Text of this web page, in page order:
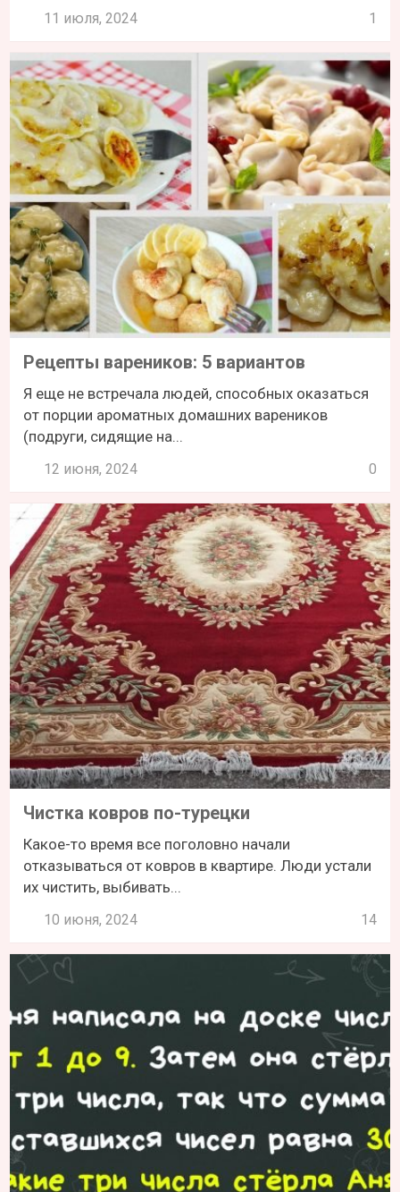
11 июля, 2024 1
Рецепты вареников: 5 вариантов
Я еще не встречала людей, способных оказаться
от порции ароматных домашних вареников
(подруги, сидящие на...
12 июня, 2024 0
Чистка ковров по-турецки
Какое-то время все поголовно начали
отказываться от ковров в квартире. Люди устали
их чистить, выбивать...
10 июня, 2024 14